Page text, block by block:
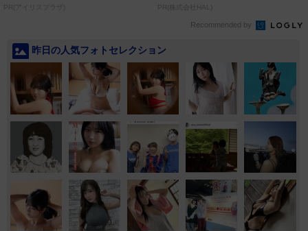
PR(アイリスプラザ) PR(株式会社HAL)
Recommended by
昨日の人気フォトセレクション